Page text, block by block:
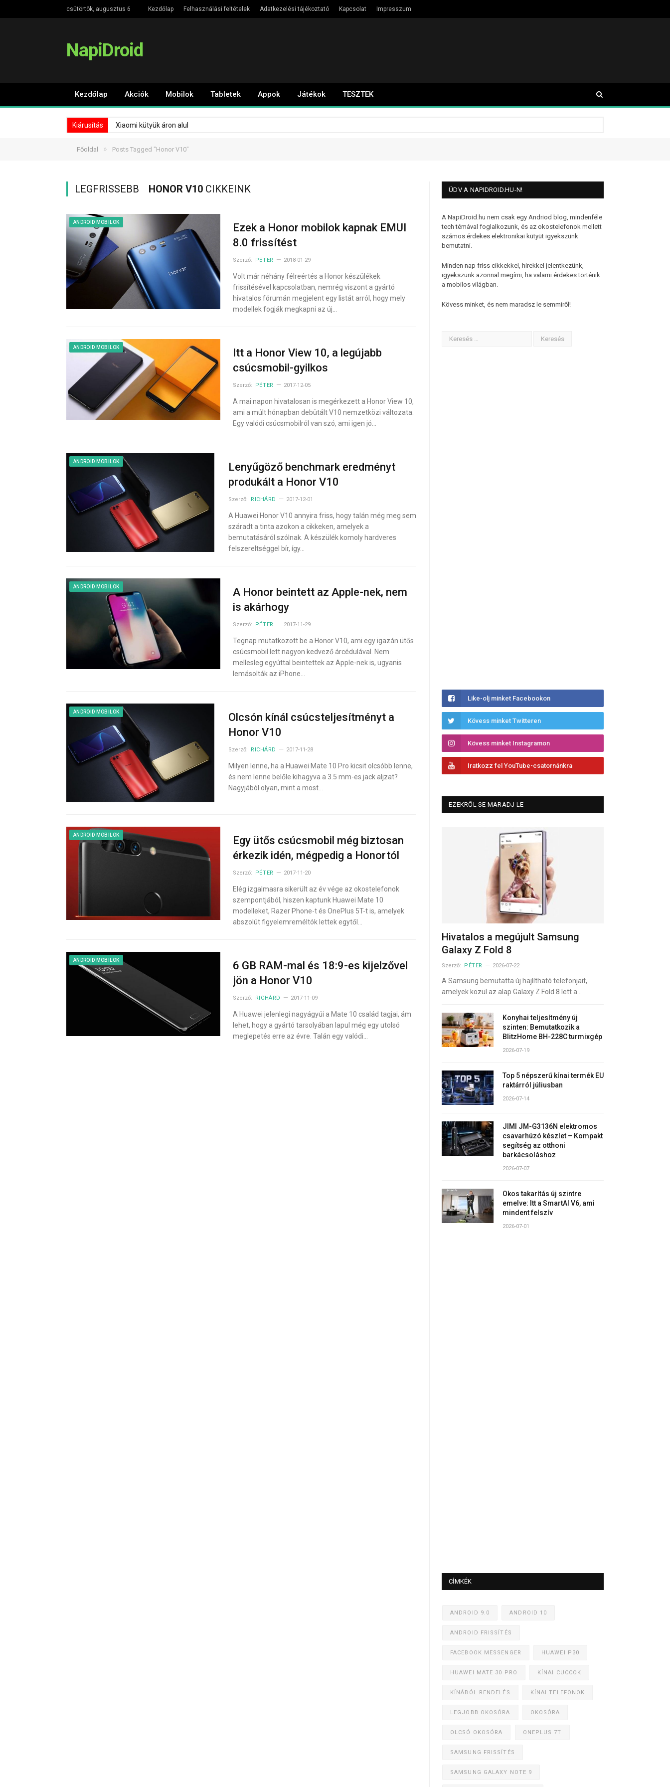
csütörtök, augusztus 6 Kezdőlap Felhasználási feltételek Adatkezelési tájékoztató Kapcsolat Impresszum
NapiDroid
Kezdőlap Akciók Mobilok Tabletek Appok Játékok TESZTEK
Kiárusítás Xiaomi kütyük áron alul
Főoldal » Posts Tagged "Honor V10"
LEGFRISSEBB HONOR V10 CIKKEINK
ANDROID MOBILOK
Ezek a Honor mobilok kapnak EMUI
8.0 frissítést
Szerző: PÉTER 2018-01-29
Volt már néhány félreértés a Honor készülékek
frissítésével kapcsolatban, nemrég viszont a gyártó
hivatalos fórumán megjelent egy listát arról, hogy mely
modellek fogják megkapni az új…
ANDROID MOBILOK
Itt a Honor View 10, a legújabb
csúcsmobil-gyilkos
Szerző: PÉTER 2017-12-05
A mai napon hivatalosan is megérkezett a Honor View 10,
ami a múlt hónapban debütált V10 nemzetközi változata.
Egy valódi csúcsmobilról van szó, ami igen jó…
ANDROID MOBILOK
Lenyűgöző benchmark eredményt
produkált a Honor V10
Szerző: RICHÁRD 2017-12-01
A Huawei Honor V10 annyira friss, hogy talán még meg sem
száradt a tinta azokon a cikkeken, amelyek a
bemutatásáról szólnak. A készülék komoly hardveres
felszereltséggel bír, így…
ANDROID MOBILOK
A Honor beintett az Apple-nek, nem
is akárhogy
Szerző: PÉTER 2017-11-29
Tegnap mutatkozott be a Honor V10, ami egy igazán ütős
csúcsmobil lett nagyon kedvező árcédulával. Nem
mellesleg egyúttal beintettek az Apple-nek is, ugyanis
lemásolták az iPhone…
ANDROID MOBILOK
Olcsón kínál csúcsteljesítményt a
Honor V10
Szerző: RICHÁRD 2017-11-28
Milyen lenne, ha a Huawei Mate 10 Pro kicsit olcsóbb lenne,
és nem lenne belőle kihagyva a 3.5 mm-es jack aljzat?
Nagyjából olyan, mint a most…
ANDROID MOBILOK
Egy ütős csúcsmobil még biztosan
érkezik idén, mégpedig a Honortól
Szerző: PÉTER 2017-11-20
Elég izgalmasra sikerült az év vége az okostelefonok
szempontjából, hiszen kaptunk Huawei Mate 10
modelleket, Razer Phone-t és OnePlus 5T-t is, amelyek
abszolút figyelemreméltók lettek egytől…
ANDROID MOBILOK
6 GB RAM-mal és 18:9-es kijelzővel
jön a Honor V10
Szerző: RICHÁRD 2017-11-09
A Huawei jelenlegi nagyágyúi a Mate 10 család tagjai, ám
lehet, hogy a gyártó tarsolyában lapul még egy utolsó
meglepetés erre az évre. Talán egy valódi…
ÜDV A NAPIDROID.HU-N!
A NapiDroid.hu nem csak egy Andriod blog, mindenféle
tech témával foglalkozunk, és az okostelefonok mellett
számos érdekes elektronikai kütyüt igyekszünk
bemutatni.
Minden nap friss cikkekkel, hírekkel jelentkezünk,
igyekszünk azonnal megírni, ha valami érdekes történik
a mobilos világban.
Kövess minket, és nem maradsz le semmiről!
Like-olj minket Facebookon
Kövess minket Twitteren
Kövess minket Instagramon
Iratkozz fel YouTube-csatornánkra
EZEKRŐL SE MARADJ LE
Hivatalos a megújult Samsung
Galaxy Z Fold 8
Szerző: PÉTER 2026-07-22
A Samsung bemutatta új hajlítható telefonjait,
amelyek közül az alap Galaxy Z Fold 8 lett a…
Konyhai teljesítmény új
szinten: Bemutatkozik a
BlitzHome BH-228C turmixgép
2026-07-19
Top 5 népszerű kínai termék EU
raktárról júliusban
2026-07-14
JIMI JM-G3136N elektromos
csavarhúzó készlet – Kompakt
segítség az otthoni
barkácsoláshoz
2026-07-07
Okos takarítás új szintre
emelve: Itt a SmartAI V6, ami
mindent felszív
2026-07-01
CÍMKÉK
ANDROID 9.0 ANDROID 10
ANDROID FRISSÍTÉS
FACEBOOK MESSENGER HUAWEI P30
HUAWEI MATE 30 PRO KÍNAI CUCCOK
KÍNÁBÓL RENDELÉS KÍNAI TELEFONOK
LEGJOBB OKOSÓRA OKOSÓRA
OLCSÓ OKOSÓRA ONEPLUS 7T
SAMSUNG FRISSÍTÉS
SAMSUNG GALAXY NOTE 9